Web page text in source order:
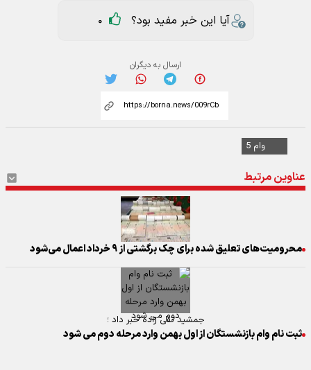
آیا این خبر مفید بود؟ 0
ارسال به دیگران
وام 5
عناوین مرتبط
محرومیت‌های تعلیق شده برای چک برگشتی از ۹ خرداد اعمال می‌شود
جمشید تقی زاده خبر داد ؛
ثبت نام وام بازنشستگان از اول بهمن وارد مرحله دوم می شود